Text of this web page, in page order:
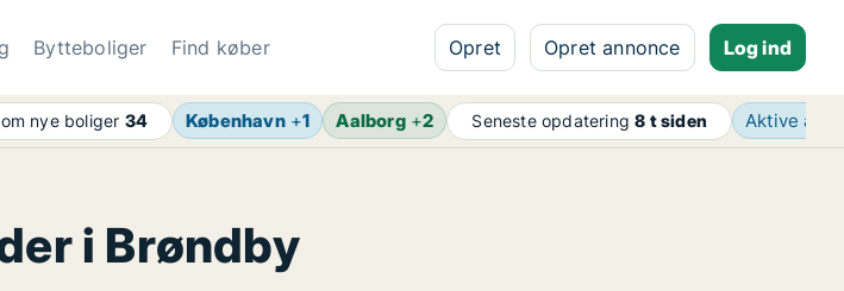
Bytteboliger Find køber Opret Opret annonce Log ind
nye boliger 34 København+1 Aalborg+2 Seneste opdatering8 t siden Aktive
i Brøndby